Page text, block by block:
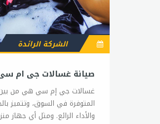
صيانة غسالات جى ام
الشركة الرائدة
غسالات جي إم سي هي من بين
المتوفرة في السوق، وتتميز
والأداء الرائع. ومثل أي جهاز